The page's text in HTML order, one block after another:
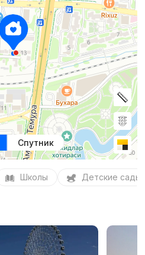
Спутник
Школы Детские сады